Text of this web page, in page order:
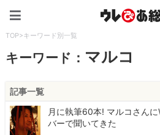
TOP>キーワード別一覧
キーワード： マルコ
記事一覧
月に執筆60本! マルコさん
バーで聞いてきた